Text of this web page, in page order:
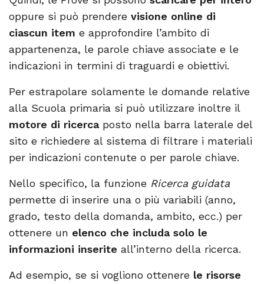
oppure si può prendere visione online di
ciascun item e approfondire l’ambito di
appartenenza, le parole chiave associate e le
indicazioni in termini di traguardi e obiettivi.
Per estrapolare solamente le domande relative
alla Scuola primaria si può utilizzare inoltre il
motore di ricerca posto nella barra laterale del
sito e richiedere al sistema di filtrare i materiali
per indicazioni contenute o per parole chiave.
Nello specifico, la funzione Ricerca guidata
permette di inserire una o più variabili (anno,
grado, testo della domanda, ambito, ecc.) per
ottenere un elenco che includa solo le
informazioni inserite all’interno della ricerca.
Ad esempio, se si vogliono ottenere le risorse